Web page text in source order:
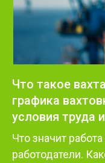
Что такое
графика
условия труда
Что значит
работодатели.